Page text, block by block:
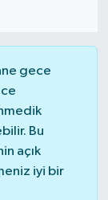
gece
Bu
açık
iyi bir